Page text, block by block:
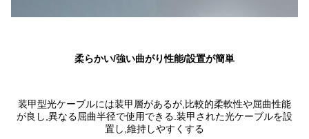
柔らかい/強い曲がり性能/設置が簡単
装甲型光ケーブルには装甲層があるが,比較的柔軟性や屈曲性能
が良し,異なる屈曲半径で使用できる.装甲された光ケーブルを設
置し,維持しやすくする